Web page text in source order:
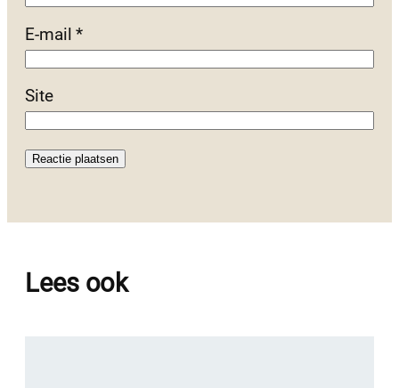
E-mail*
Site
Lees ook